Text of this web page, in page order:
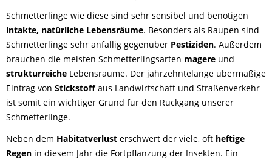
Schmetterlinge wie diese sind sehr sensibel und benötigen
intakte, natürliche Lebensräume. Besonders als Raupen sind
Schmetterlinge sehr anfällig gegenüber Pestiziden. Außerdem
brauchen die meisten Schmetterlingsarten magere und
strukturreiche Lebensräume. Der jahrzehntelange übermäßige
Eintrag von Stickstoffaus Landwirtschaft und Straßenverkehr
ist somit ein wichtiger Grund für den Rückgang unserer
Schmetterlinge.
Neben dem Habitatverlust erschwert der viele, oft heftige
Regen in diesem Jahr die Fortpflanzung der Insekten. Ein